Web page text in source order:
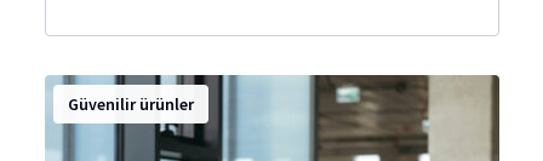
Güvenilir ürünler